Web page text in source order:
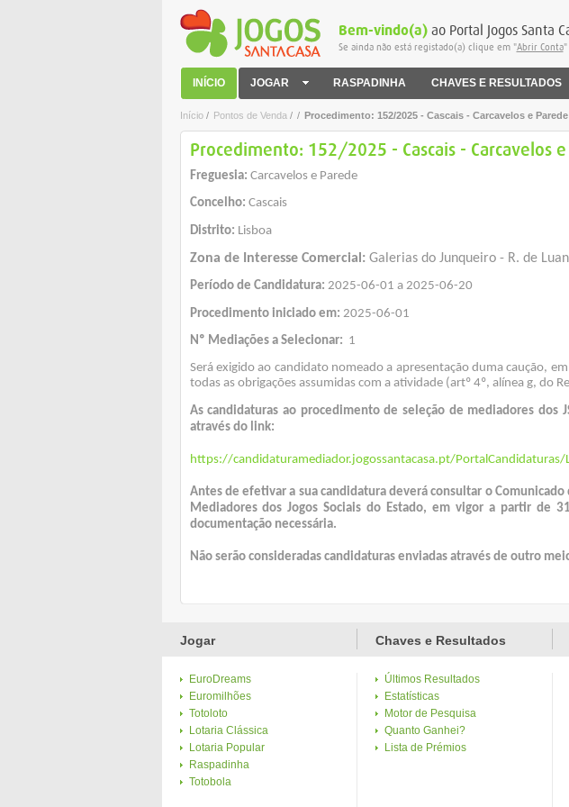
Bem-vindo(a) ao Portal Jogos Santa
Se ainda não está registado(a) clique em "Abrir Conta"
INÍCIO JOGAR RASPADINHA CHAVES E RESULTADOS
Início/ Pontos de Venda / / Procedimento: 152/2025 - Cascais - Carcavelos e Parede
Procedimento: 152/2025 - Cascais - Carcavelos
Freguesia: Carcavelos e Parede
Concelho: Cascais
Distrito: Lisboa
Zona de Interesse Comercial:Galerias do Junqueiro - R. de
Período de Candidatura: 2025-06-01 a 2025-06-20
Procedimento iniciado em: 2025-06-01
Nº Mediações a Selecionar: 1
Será exigido ao candidato nomeado a apresentação duma caução,
todas as obrigações assumidas com a atividade (artº 4º, alínea g, do
As candidaturas ao procedimento de seleção de mediadores dos
através do link:
https://candidaturamediador.jogossantacasa.pt/PortalCandidaturas/
Antes de efetivar a sua candidatura deverá consultar o
Mediadores dos Jogos Sociais do Estado, em vigor a partir
documentação necessária.
Não serão consideradas candidaturas enviadas através de outro
Jogar
EuroDreams
Euromilhões
Totoloto
Lotaria Clássica
Lotaria Popular
Raspadinha
Totobola
Chaves e Resultados
Últimos Resultados
Estatísticas
Motor de Pesquisa
Quanto Ganhei?
Lista de Prémios